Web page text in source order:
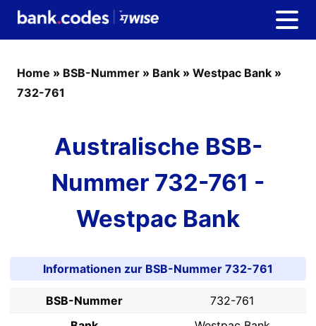
Home » BSB-Nummer » Bank » Westpac Bank »
732-761
Australische BSB-
Nummer 732-761 -
Westpac Bank
Informationen zur BSB-Nummer 732-761
BSB-Nummer
732-761